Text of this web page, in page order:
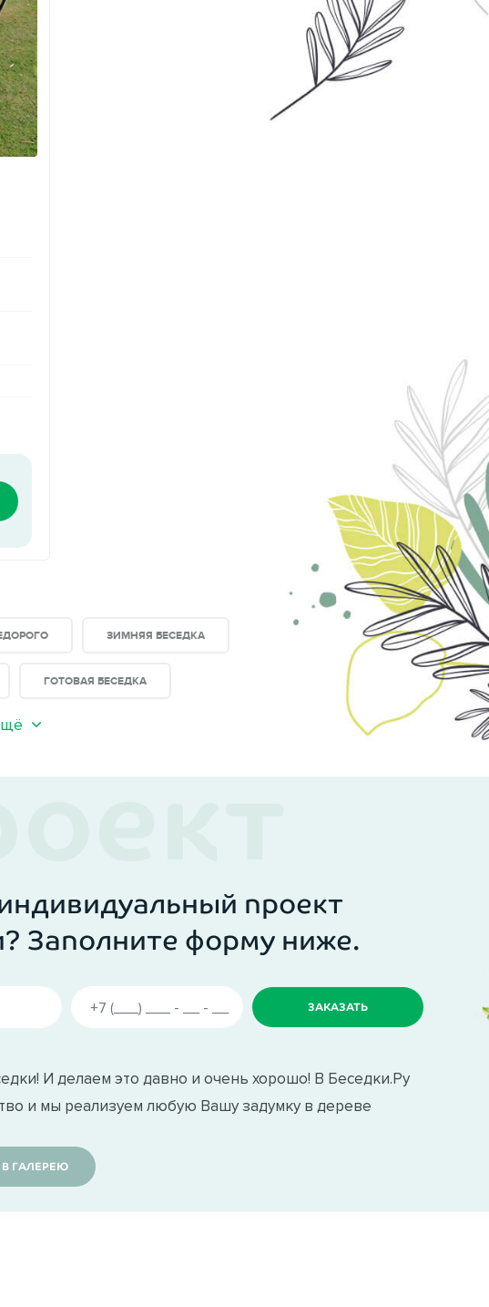
ЗИМНЯЯ БЕСЕДКА
ГОТОВАЯ БЕСЕДКА
проект
Заполните форму ниже.
И делаем это давно и очень хорошо! В Беседки.Ру
и мы реализуем любую Вашу задумку в дереве
В ГАЛЕРЕЮ